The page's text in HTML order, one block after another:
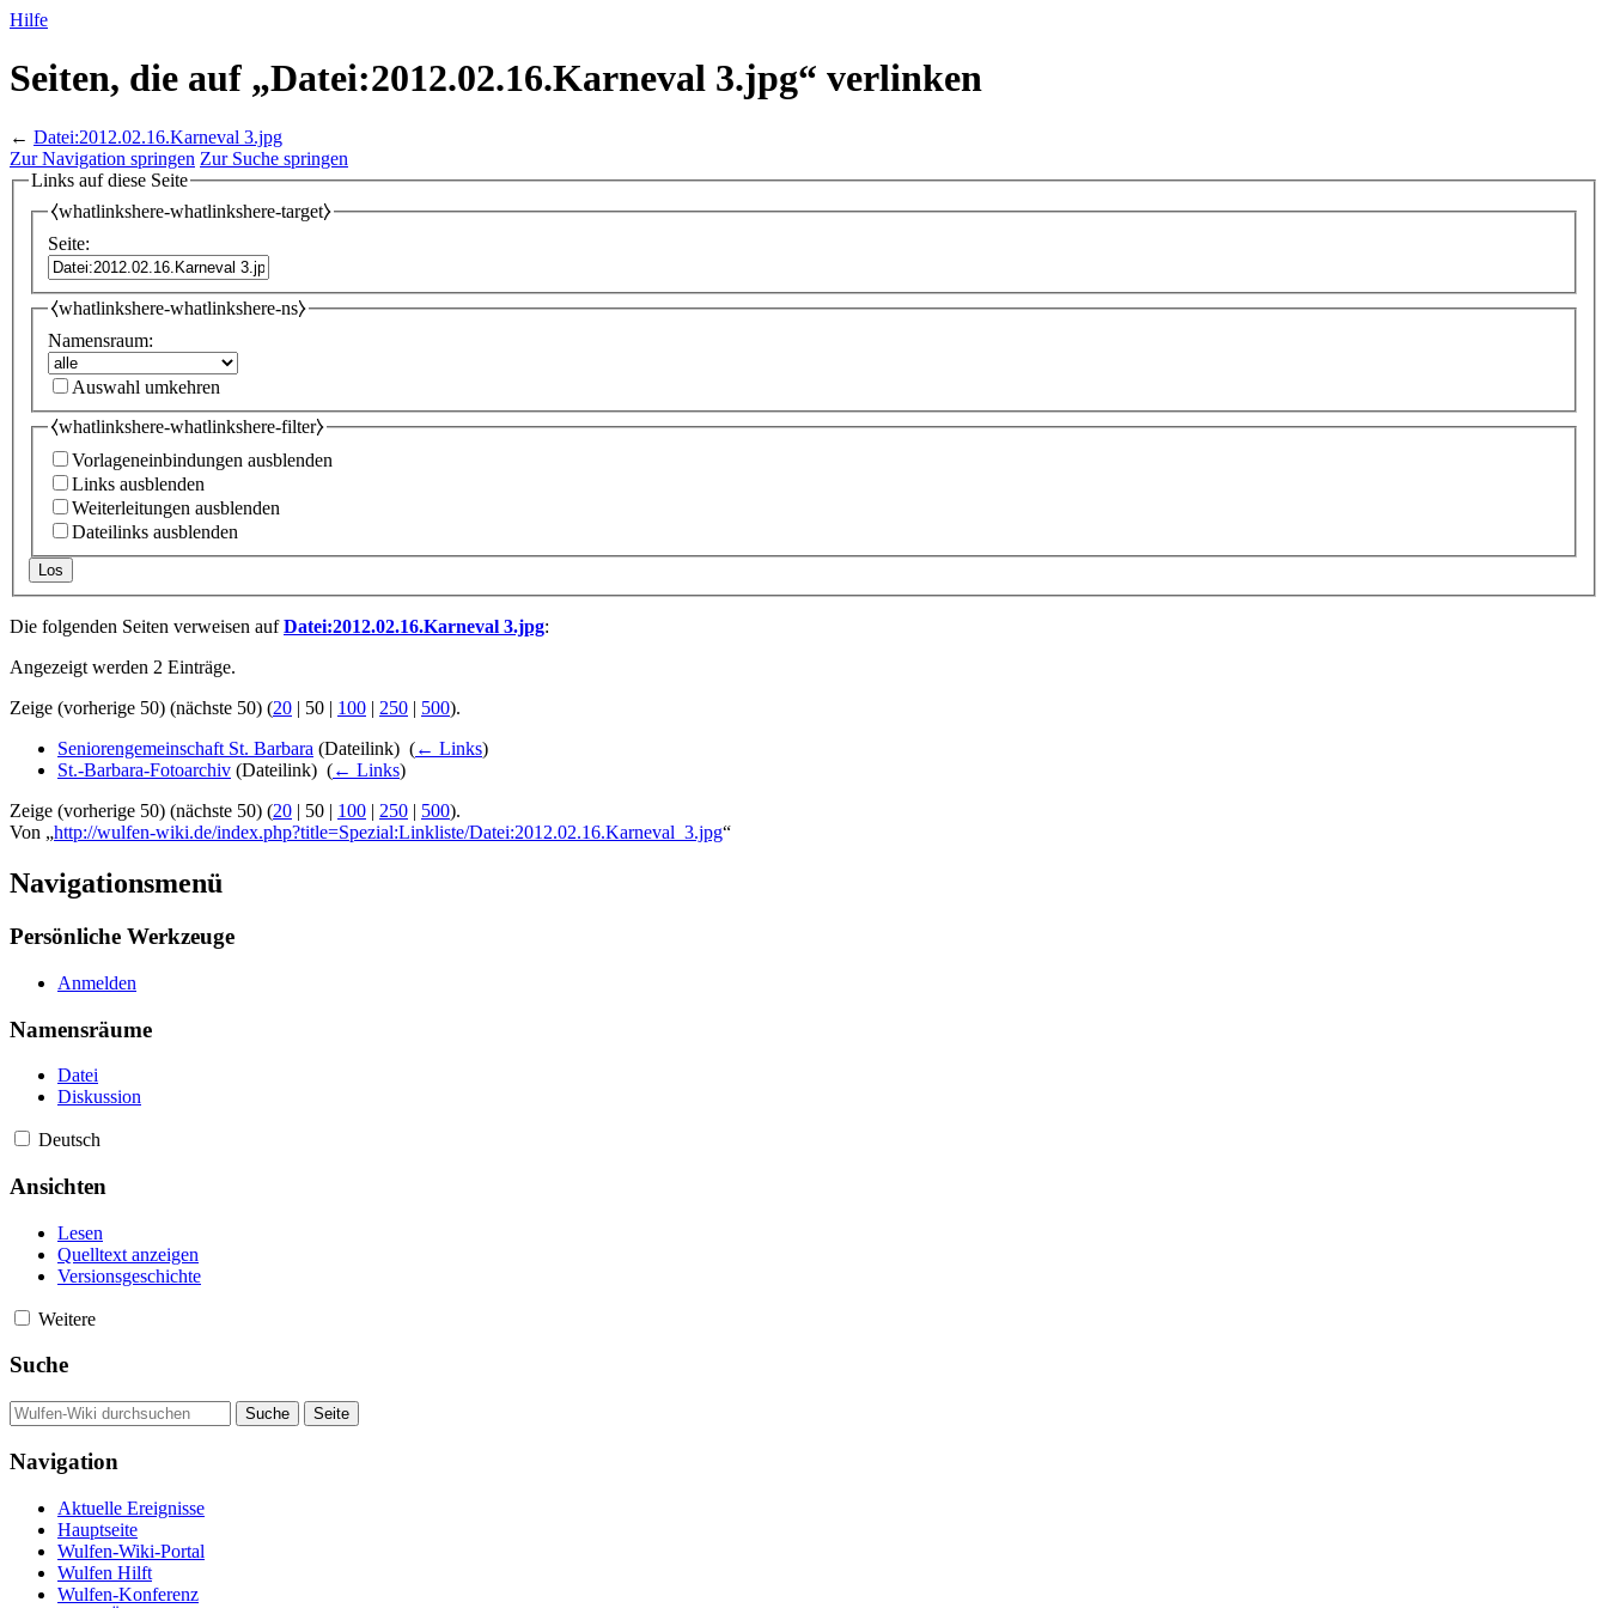
Hilfe
Seiten, die auf „Datei:2012.02.16.Karneval 3.jpg“ verlinken
← Datei:2012.02.16.Karneval 3.jpg
Zur Navigation springen Zur Suche springen
Links auf diese Seite
⧼whatlinkshere-whatlinkshere-target⧽
Seite:
⧼whatlinkshere-whatlinkshere-ns⧽
Namensraum:
Auswahl umkehren
⧼whatlinkshere-whatlinkshere-filter⧽
Vorlageneinbindungen ausblenden
Links ausblenden
Weiterleitungen ausblenden
Dateilinks ausblenden
Los
Die folgenden Seiten verweisen aufDatei:2012.02.16.Karneval 3.jpg:
Angezeigt werden 2 Einträge.
Zeige (vorherige 50) (nächste 50) (20 | 50 | 100 | 250 | 500).
Seniorengemeinschaft St. Barbara (Dateilink) ‎ (← Links)
St.-Barbara-Fotoarchiv (Dateilink) ‎ (← Links)
Zeige (vorherige 50) (nächste 50) (20 | 50 | 100 | 250 | 500).
Von „http://wulfen-wiki.de/index.php?title=Spezial:Linkliste/Datei:2012.02.16.Karneval_3.jpg“
Navigationsmenü
Persönliche Werkzeuge
Anmelden
Namensräume
Datei
Diskussion
Deutsch
Ansichten
Lesen
Quelltext anzeigen
Versionsgeschichte
Weitere
Suche
Navigation
Aktuelle Ereignisse
Hauptseite
Wulfen-Wiki-Portal
Wulfen Hilft
Wulfen-Konferenz